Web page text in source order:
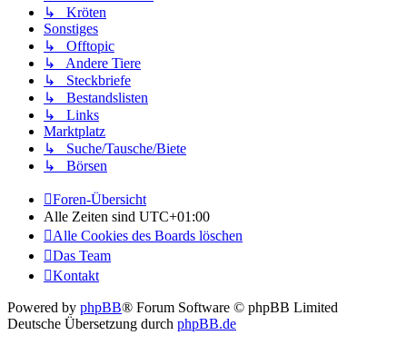
↳ Kröten
Sonstiges
↳ Offtopic
↳ Andere Tiere
↳ Steckbriefe
↳ Bestandslisten
↳ Links
Marktplatz
↳ Suche/Tausche/Biete
↳ Börsen
Foren-Übersicht
Alle Zeiten sind UTC+01:00
Alle Cookies des Boards löschen
Das Team
Kontakt
Powered by phpBB® Forum Software © phpBB Limited
Deutsche Übersetzung durch phpBB.de